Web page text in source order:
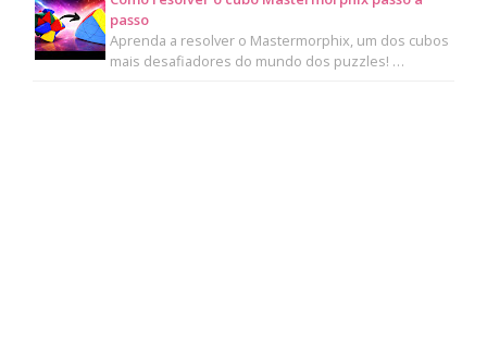
passo
Aprenda a resolver o Mastermorphix, um dos cubos
mais desafiadores do mundo dos puzzles! …